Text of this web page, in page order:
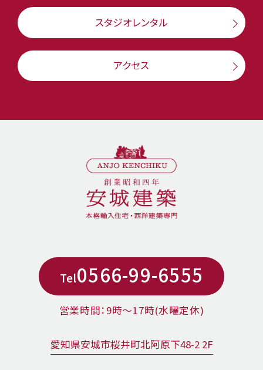
スタジオレンタル
アクセス
Tel0566-99-6555
営業時間：9時〜17時(水曜定休)
愛知県安城市桜井町北阿原下48-2 2F